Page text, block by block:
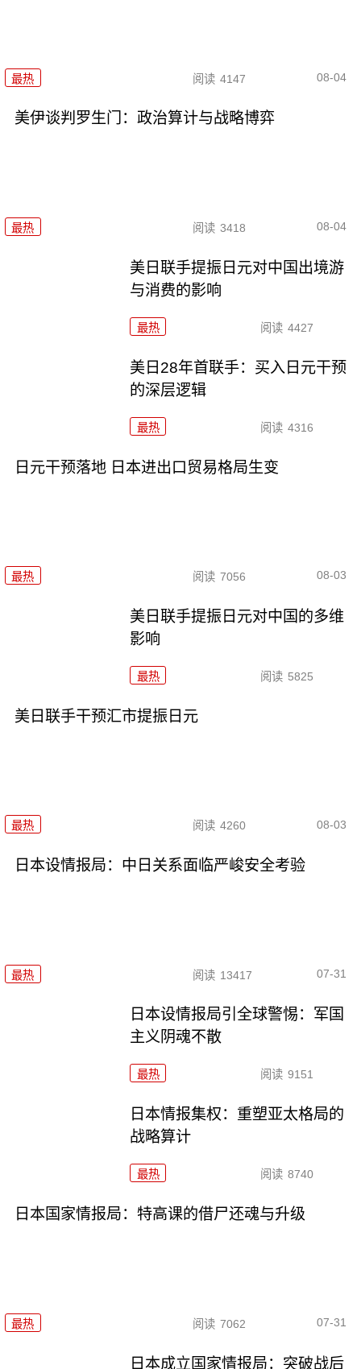
最热 阅读 4147 08-04
美伊谈判罗生门：政治算计与战略博弈
最热 阅读 3418 08-04
美日联手提振日元对中国出境游
与消费的影响
最热 阅读 4427
美日28年首联手：买入日元干预
的深层逻辑
最热 阅读 4316
日元干预落地 日本进出口贸易格局生变
最热 阅读 7056 08-03
美日联手提振日元对中国的多维
影响
最热 阅读 5825
美日联手干预汇市提振日元
最热 阅读 4260 08-03
日本设情报局：中日关系面临严峻安全考验
最热 阅读 13417 07-31
日本设情报局引全球警惕：军国
主义阴魂不散
最热 阅读 9151
日本情报集权：重塑亚太格局的
战略算计
最热 阅读 8740
日本国家情报局：特高课的借尸还魂与升级
最热 阅读 7062 07-31
日本成立国家情报局：突破战后